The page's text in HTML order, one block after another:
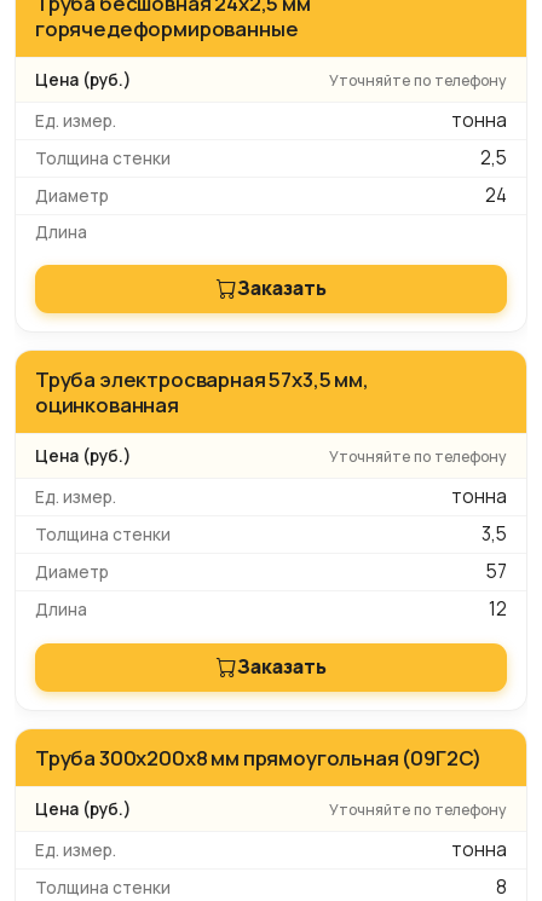
горячедеформированные
Уточняйте по телефону
тонна
2,5
24
Заказать
Труба электросварная 57x3,5 мм,
оцинкованная
Уточняйте по телефону
тонна
3,5
57
12
Заказать
Труба 300x200x8 мм прямоугольная (09Г2С)
Уточняйте по телефону
тонна
8